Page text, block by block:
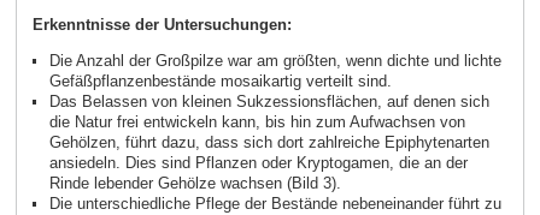
Erkenntnisse der Untersuchungen:
Die Anzahl der Großpilze war am größten, wenn dichte und lichte
Gefäßpflanzenbestände mosaikartig verteilt sind.
Das Belassen von kleinen Sukzessionsflächen, auf denen sich
die Natur frei entwickeln kann, bis hin zum Aufwachsen von
Gehölzen, führt dazu, dass sich dort zahlreiche Epiphytenarten
ansiedeln. Dies sind Pflanzen oder Kryptogamen, die an der
Rinde lebender Gehölze wachsen (Bild 3).
Die unterschiedliche Pflege der Bestände nebeneinander führt zu